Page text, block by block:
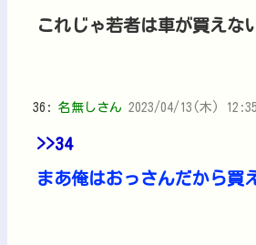
これじゃ若者は車が買えな
36: 名無しさん 2023/04/13(木)
>>34
まあ俺はおっさんだから買